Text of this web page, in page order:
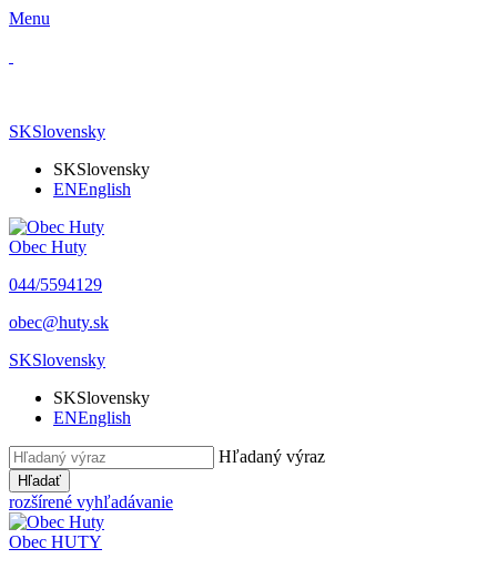
Menu
SKSlovensky
SKSlovensky
ENEnglish
Obec Huty
​044/5594129
​obec@huty.sk
SKSlovensky
SKSlovensky
ENEnglish
Hľadaný výraz
Hľadať
rozšírené vyhľadávanie
Obec HUTY